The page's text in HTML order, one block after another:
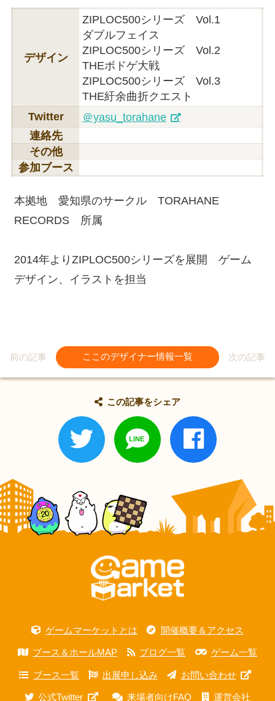
デザイン
ZIPLOC500シリーズ Vol.1
ダブルフェイス
ZIPLOC500シリーズ Vol.2
THEボドゲ大戦
ZIPLOC500シリーズ Vol.3
THE紆余曲折クエスト
Twitter
＠yasu_torahane
連絡先
その他
参加ブース
本拠地 愛知県のサークル TORAHANE
RECORDS 所属
2014年よりZIPLOC500シリーズを展開 ゲーム
デザイン、イラストを担当
前の記事 ここのデザイナー情報一覧 次の記事
この記事をシェア
ゲームマーケットとは 開催概要＆アクセス
ブース＆ホールMAP ブログ一覧 ゲーム一覧
ブース一覧 出展申し込み お問い合わせ
公式Twitter 来場者向けFAQ 運営会社